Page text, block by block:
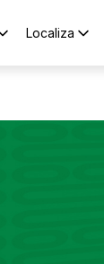
Localiza